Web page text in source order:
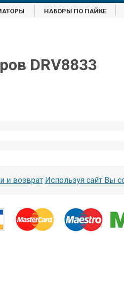
НАБОРЫ ПО ПАЙКЕ
DRV8833
и возврат Используя сайт Вы
Менеджер
shop@iarduino.ru